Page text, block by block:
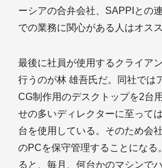
ーシアの合弁会社、SAPPIとの
での業務に関心がある人はオス
最後に社員が使用するクライア
行うのが林 雄吾氏だ。同社では
CG制作用のデスクトップを2台
せの多いディレクターに至って
台を使用している。そのため会
のPCを保守管理することになる
ると、毎月、何台かのマシンで